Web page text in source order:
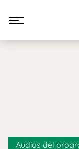
Audios del